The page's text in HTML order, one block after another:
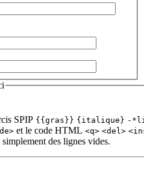
SPIP {{gras}} {italique} -
et le code HTML <q> <del>
des lignes vides.